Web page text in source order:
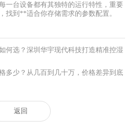
一台设备都有其独特的运行特性，重要
找到**适合你存储需求的参数配置。
何选？深圳华宇现代科技打造精准控湿
多少？从几百到几十万，价格差异到底
返回